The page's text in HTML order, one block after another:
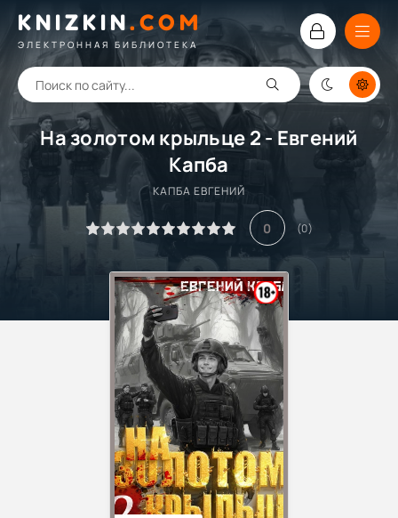
KNIZKIN. COM
ЭЛЕКТРОННАЯ БИБЛИОТЕКА
На золотом крыльце 2 - Евгений
Капба
КАПБА ЕВГЕНИЙ
0 (0)